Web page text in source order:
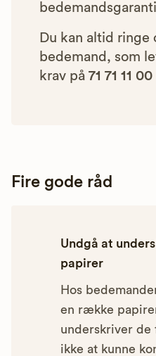
Du kan altid ringe
bedemand, som
krav på 71 71 11 00
Fire gode råd
Undgå at
papirer
Hos
en række
underskriver de
ikke at kunne